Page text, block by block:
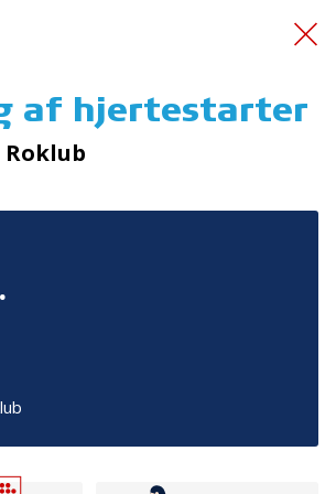
af hjertestarter
Roklub
om TrygFondens og TryghedsGruppens
indbakke.